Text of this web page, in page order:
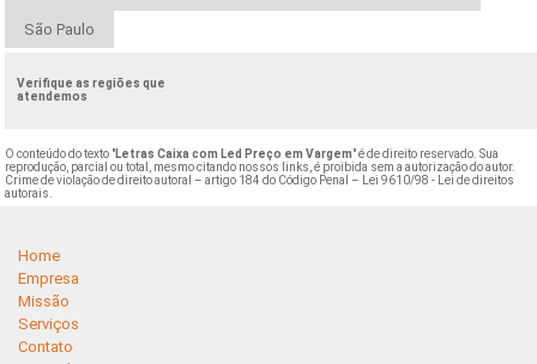
São Paulo
Verifique as regiões que
atendemos
O conteúdo do texto "Letras Caixa com Led Preço em Vargem" é de direito reservado. Sua
reprodução, parcial ou total, mesmo citando nossos links, é proibida sem a autorização do autor.
Crime de violação de direito autoral – artigo 184 do Código Penal –
Lei 9610/98 - Lei de direitos
autorais
Home
Empresa
Missão
Serviços
Contato